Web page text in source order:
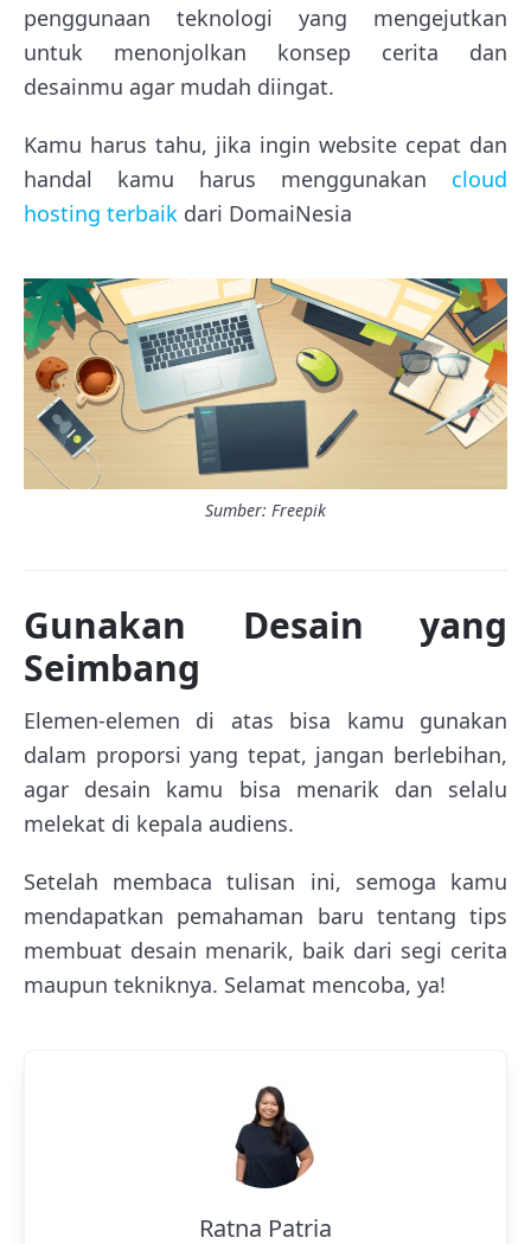
penggunaan teknologi yang mengejutkan
untuk menonjolkan konsep cerita dan
desainmu agar mudah diingat.
Kamu harus tahu, jika ingin website cepat dan
handal kamu harus menggunakan cloud
hosting terbaik dari DomaiNesia
Sumber: Freepik
Gunakan Desain yang
Seimbang
Elemen-elemen di atas bisa kamu gunakan
dalam proporsi yang tepat, jangan berlebihan,
agar desain kamu bisa menarik dan selalu
melekat di kepala audiens.
Setelah membaca tulisan ini, semoga kamu
mendapatkan pemahaman baru tentang tips
membuat desain menarik, baik dari segi cerita
maupun tekniknya. Selamat mencoba, ya!
Ratna Patria